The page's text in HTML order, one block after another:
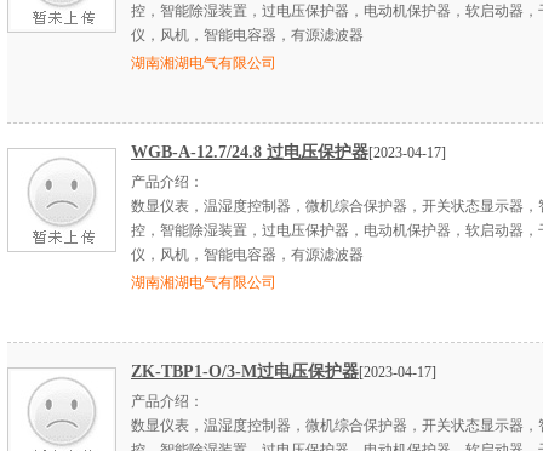
控，智能除湿装置，过电压保护器，电动机保护器，软启动器，
仪，风机，智能电容器，有源滤波器
湖南湘湖电气有限公司
WGB-A-12.7/24.8 过电压保护器[2023-04-17]
产品介绍：
数显仪表，温湿度控制器，微机综合保护器，开关状态显示器，
控，智能除湿装置，过电压保护器，电动机保护器，软启动器，
仪，风机，智能电容器，有源滤波器
湖南湘湖电气有限公司
ZK-TBP1-O/3-M过电压保护器[2023-04-17]
产品介绍：
数显仪表，温湿度控制器，微机综合保护器，开关状态显示器，